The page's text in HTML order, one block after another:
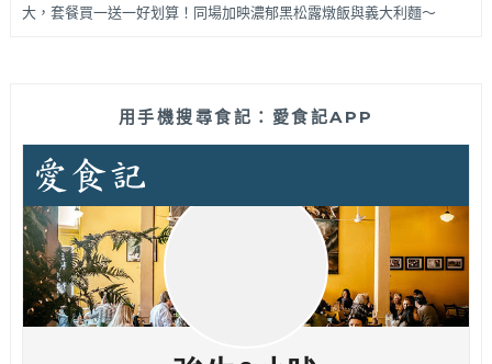
大，套餐買一送一好划算！同場加映濃郁黑松露燉飯與義大利麵～
用手機搜尋食記：愛食記APP